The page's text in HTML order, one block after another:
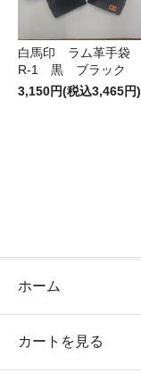
白馬印 ラム革手袋
R-1 黒 ブラック
3,150円(税込3,465円)
ホーム
カートを見る